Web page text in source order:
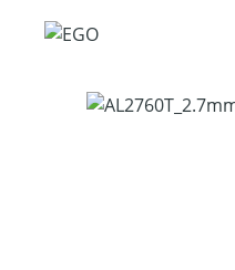
Bildergalerie überspringen